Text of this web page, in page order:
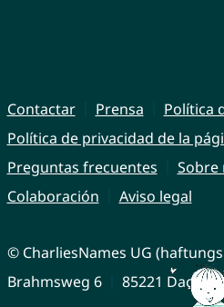
Contactar Prensa
Política
Política de privacidad de la
Preguntas frecuentes
Sobre
Colaboración
Aviso legal
© CharliesNames UG
Brahmsweg 6
85221 Dachau